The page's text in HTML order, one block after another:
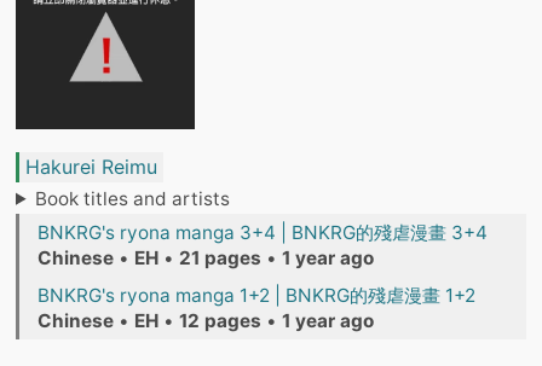
Hakurei Reimu
Book titles and artists
BNKRG's ryona manga 3+4 | BNKRG的殘虐漫畫 3+4
Chinese • EH • 21 pages • 1 year ago
BNKRG's ryona manga 1+2 | BNKRG的殘虐漫畫 1+2
Chinese • EH • 12 pages • 1 year ago